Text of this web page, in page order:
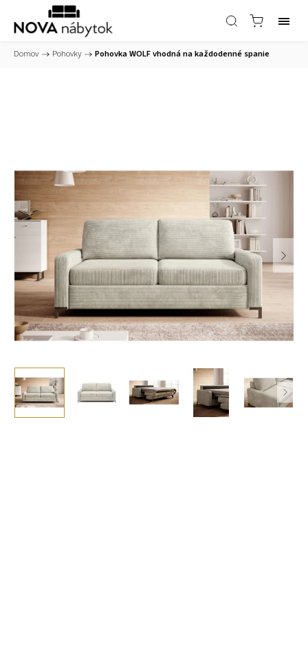
Domov / Pohovky / Pohovka WOLF vhodná na každodenné spanie